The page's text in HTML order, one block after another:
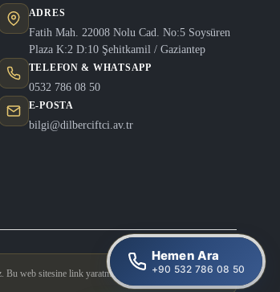
ADRES
Fatih Mah. 22008 Nolu Cad. No:5 Soysüren
Plaza K:2 D:10 Şehitkamil / Gaziantep
TELEFON & WHATSAPP
0532 786 08 50
E-POSTA
bilgi@dilberciftci.av.tr
web sitesine link yaratmak yasaktır.
Hemen Ara
+90 532 786 08 50